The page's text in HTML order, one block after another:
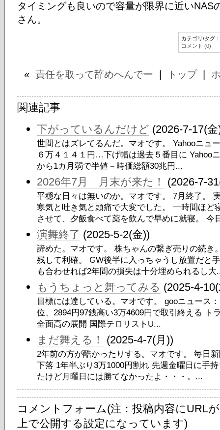
タイミングも良いので容量が限界に近いNAS
さん。
カテゴリ/タグ：
コメント (0)
« 責任を取って辞めへんでー トップ|
関連記事
下がっているんだけど (2026-7-17(
世間とはズレてるんだ。マオです。 Yahooニュ
６万４１４１円…下げ幅は過去５番目に Yahoo
から1カ月弱で半値－時価総額30兆円...
2026年7月 月末が来た！ (2026-7-
平穏な日々は無いのか。マオです。 7月終了。
寒気と吐き気と頭痛で大変でした。 一時間ほど
させて、夕飯食べて薬を飲んで早めに就寝。 今
演舞終了 (2025-5-2(金))
諦めた。マオです。 株ちゃんの繋ぎ売りの続き
残して利確。 GW後半に入っちゃうし放置だと
も合わせれば2年間の損失は十分埋められるし大
もうちょっと舞ってみる (2025-4-
目標には達している。マオです。 gooニュース
位、2894円97銭高い3万4609円で取引終える ト
全面高の展開 国際テロリストU...
まだ舞える！ (2025-4-7(月))
2年前の方が酷かったりする。マオです。 毎日
下落 1年半ぶり3万1000円割れ 先週金曜日に手
たけど月曜日には勝てなかったよ・・・。...
コメントフォーム(注：投稿内容にURL
上で公開する設定になっています)